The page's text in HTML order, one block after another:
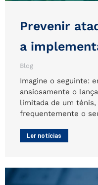
Prevenir
a
Blog
Imagine o seguinte:
ansiosamente o
limitada de um
frequentemente o
Ler notícias